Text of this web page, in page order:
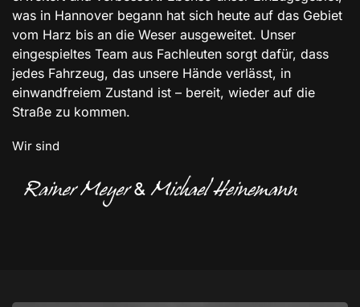
was in Hannover begann hat sich heute auf das Gebiet
vom Harz bis an die Weser ausgeweitet. Unser
eingespieltes Team aus Fachleuten sorgt dafür, dass
jedes Fahrzeug, das unsere Hände verlässt, in
einwandfreiem Zustand ist – bereit, wieder auf die
Straße zu kommen.
Wir sind